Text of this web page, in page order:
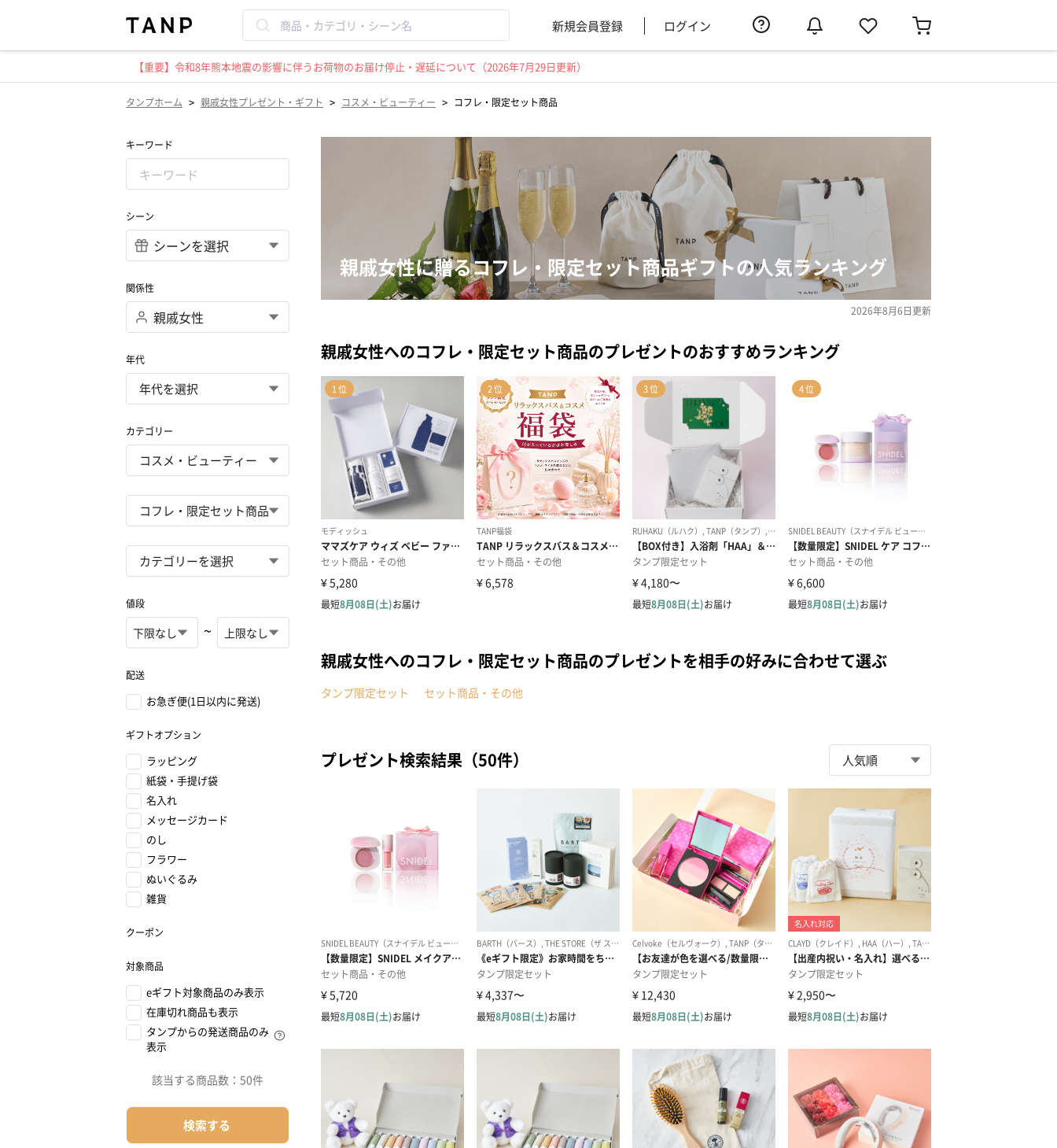
新規会員登録 ログイン
【重要】令和8年熊本地震の影響に伴うお荷物のお届け停止・遅延について（2026年7月29日更新）
タンプホーム > 親戚女性プレゼント・ギフト > コスメ・ビューティー > コフレ・限定セット商品
キーワード
シーン
関係性
年代
カテゴリー
値段
~
配送
お急ぎ便(1日以内に発送)
ギフトオプション
ラッピング
紙袋・手提げ袋
名入れ
メッセージカード
のし
フラワー
ぬいぐるみ
雑貨
クーポン
対象商品
eギフト対象商品のみ表示
在庫切れ商品も表示
タンプからの発送商品のみ
表示
該当する商品数： 50件
検索する
親戚女性に贈るコフレ・限定セット商品ギフトの人気ランキング
2026年8月6日更新
親戚女性へのコフレ・限定セット商品のプレゼントのおすすめランキング
親戚女性へのコフレ・限定セット商品のプレゼントを相手の好みに合わせて選ぶ
タンプ限定セット セット商品・その他
プレゼント検索結果（50件）